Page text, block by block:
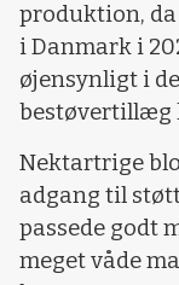
produktion,
i Danmark i
øjensynligt i
bestøvertillæg
Nektartrige
adgang til
passede godt
meget våde